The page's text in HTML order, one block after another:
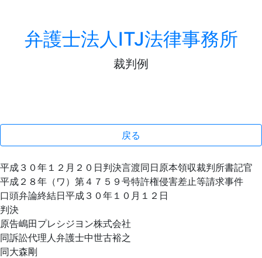
弁護士法人ITJ法律事務所
裁判例
戻る
平成３０年１２月２０日判決言渡同日原本領収裁判所書記官
平成２８年（ワ）第４７５９号特許権侵害差止等請求事件
口頭弁論終結日平成３０年１０月１２日
判決
原告嶋田プレシジヨン株式会社
同訴訟代理人弁護士中世古裕之
同大森剛